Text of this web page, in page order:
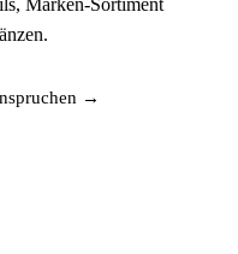
Marken-Sortiment
→